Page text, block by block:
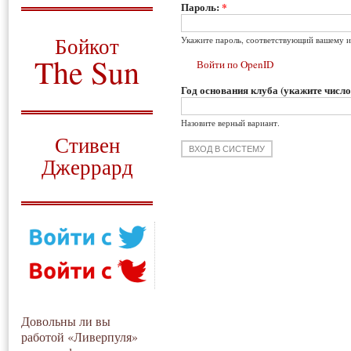
Бойкот
The Sun
Стивен
Джеррард
Довольны ли вы
работой «Ливерпуля»
Пароль:*
Укажите пароль, соответствующий вашему
Войти по OpenID
Год основания клуба (укажите
Назовите верный вариант.